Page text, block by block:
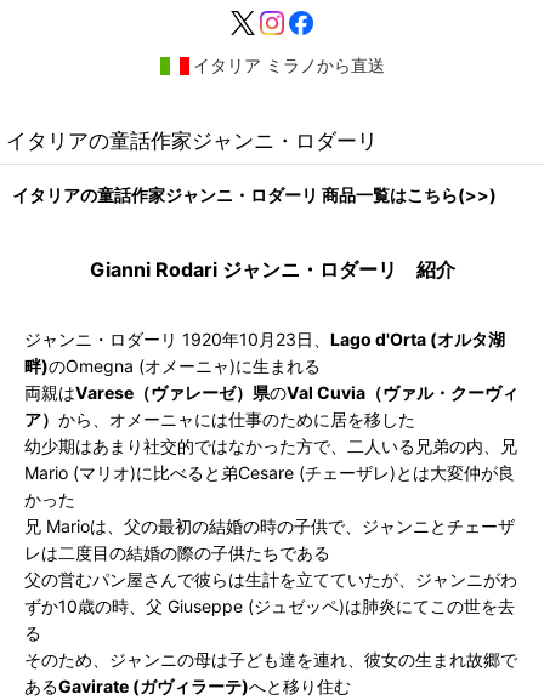
イタリア ミラノから直送
イタリアの童話作家ジャンニ・ロダーリ
イタリアの童話作家ジャンニ・ロダーリ 商品一覧はこちら(>>)
Gianni Rodari ジャンニ・ロダーリ 紹介
ジャンニ・ロダーリ 1920年10月23日、 Lago d'Orta (オルタ湖
畔)のOmegna (オメーニャ)に生まれる
両親はVarese（ヴァレーゼ）県のVal Cuvia（ヴァル・クーヴィ
ア） から、オメーニャには仕事のために居を移した
幼少期はあまり社交的ではなかった方で、二人いる兄弟の内、兄
Mario (マリオ)に比べると弟Cesare (チェーザレ)とは大変仲が良
かった
兄 Marioは、父の最初の結婚の時の子供で、ジャンニとチェーザ
レは二度目の結婚の際の子供たちである
父の営むパン屋さんで彼らは生計を立てていたが、ジャンニがわ
ずか10歳の時、父 Giuseppe (ジュゼッペ)は肺炎にてこの世を去
る
そのため、ジャンニの母は子ども達を連れ、彼女の生まれ故郷で
あるGavirate (ガヴィラーテ)へと移り住む